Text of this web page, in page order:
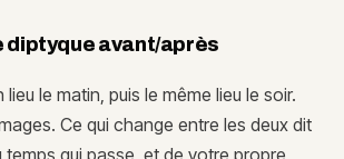
diptyque avant/après
le matin, puis le même lieu le soir.
Ce qui change entre les deux dit